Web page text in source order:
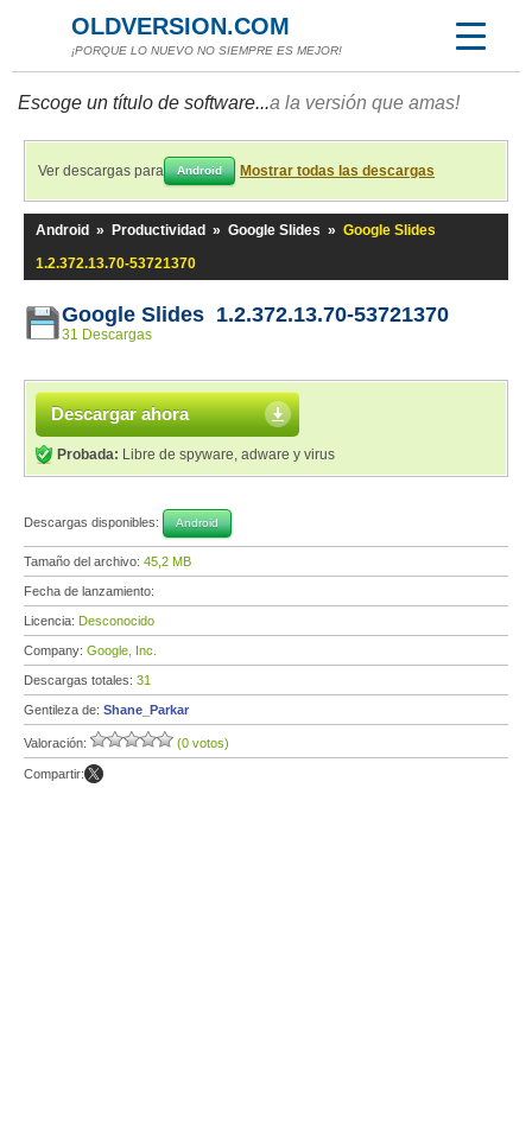
OLDVERSION.COM
¡PORQUE LO NUEVO NO SIEMPRE ES MEJOR!
Escoge un título de software...a la versión que amas!
Ver descargas para Android Mostrar todas las descargas
Android » Productividad » Google Slides » Google Slides
1.2.372.13.70-53721370
Google Slides 1.2.372.13.70-53721370
31 Descargas
Descargar ahora
Probada: Libre de spyware, adware y virus
Descargas disponibles: Android
Tamaño del archivo: 45,2 MB
Fecha de lanzamiento:
Licencia: Desconocido
Company: Google, Inc.
Descargas totales: 31
Gentileza de: Shane_Parkar
Valoración: (0 votos)
Compartir: